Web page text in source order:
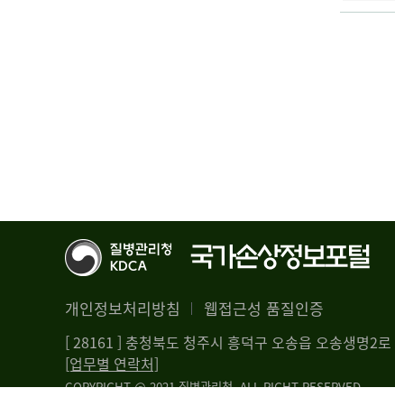
개인정보처리방침 웹접근성 품질인증
[ 28161 ] 충청북도 청주시 흥덕구 오송읍 오송생명2
[업무별 연락처]
COPYRIGHT @ 2021 질병관리청. ALL RIGHT RESERVED